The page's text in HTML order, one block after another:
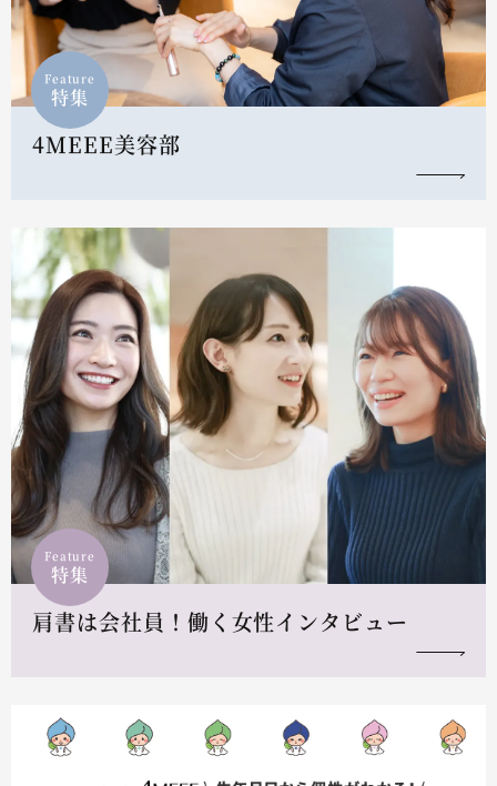
Feature
特集
4MEEE美容部
Feature
特集
肩書は会社員！働く女性インタビュー